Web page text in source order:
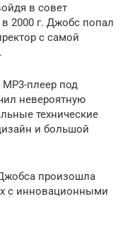
в совет
2000 г. Джобс попал
с самой
МР3-плеер под
невероятную
технические
и большой
произошла
с инновационными